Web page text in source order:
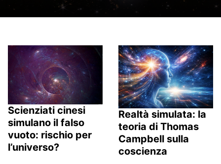
Scienziati cinesi
simulano il falso
vuoto: rischio per
l’universo?
Realtà simulata: la
teoria di Thomas
Campbell sulla
coscienza